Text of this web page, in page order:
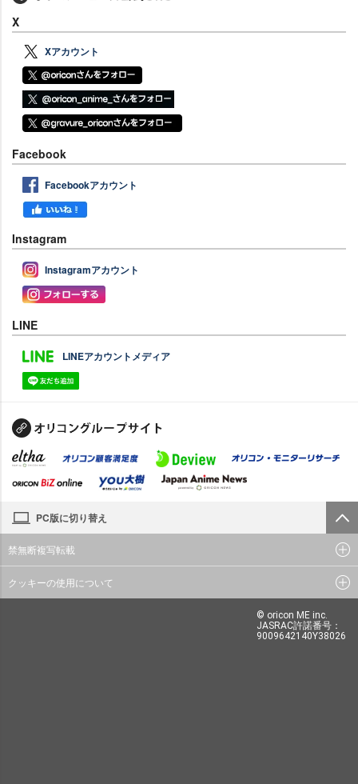
X
Xアカウント
Facebook
Facebookアカウント
Instagram
Instagramアカウント
LINE
LINEアカウントメディア
PC版に切り替え
禁無断複写転載
クッキーの使用について
© oricon ME inc.
JASRAC許諾番号：
9009642140Y38026